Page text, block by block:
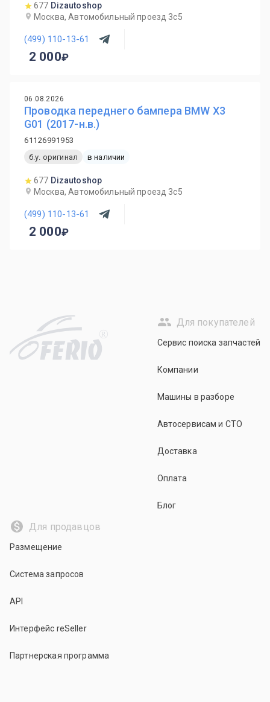
677 Dizautoshop
Москва, Автомобильный проезд 3с5
(499) 110-13-61
2 000
06.08.2026
Проводка переднего бампера BMW X3
G01 (2017-н.в.)
61126991953
б.у. оригинал
в наличии
677 Dizautoshop
Москва, Автомобильный проезд 3с5
(499) 110-13-61
2 000
R
Для покупателей
Сервис поиска запчастей
Компании
Машины в разборе
Автосервисам и СТО
Доставка
Оплата
Блог
Для продавцов
Размещение
Система запросов
API
Интерфейс reSeller
Партнерская программа